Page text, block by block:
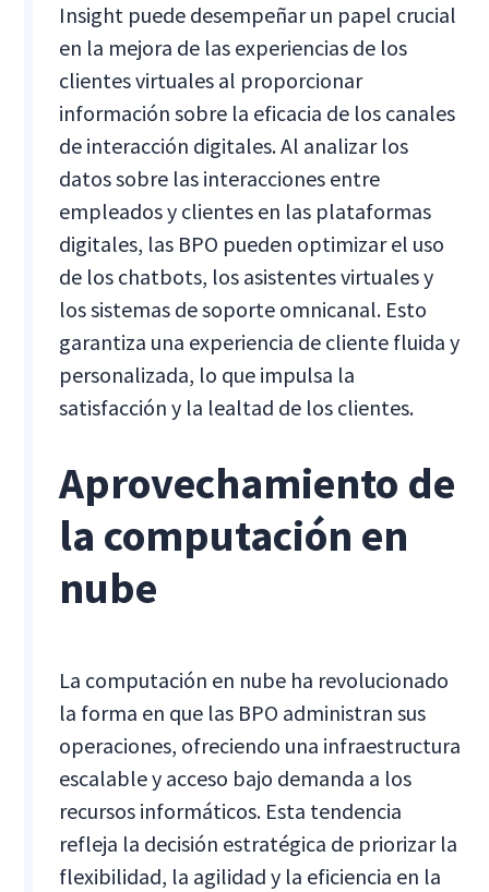
Insight puede desempeñar un papel crucial
en la mejora de las experiencias de los
clientes virtuales al proporcionar
información sobre la eficacia de los canales
de interacción digitales. Al analizar los
datos sobre las interacciones entre
empleados y clientes en las plataformas
digitales, las BPO pueden optimizar el uso
de los chatbots, los asistentes virtuales y
los sistemas de soporte omnicanal. Esto
garantiza una experiencia de cliente fluida y
personalizada, lo que impulsa la
satisfacción y la lealtad de los clientes.
Aprovechamiento de
la computación en
nube
La computación en nube ha revolucionado
la forma en que las BPO administran sus
operaciones, ofreciendo una infraestructura
escalable y acceso bajo demanda a los
recursos informáticos. Esta tendencia
refleja la decisión estratégica de priorizar la
flexibilidad, la agilidad y la eficiencia en la